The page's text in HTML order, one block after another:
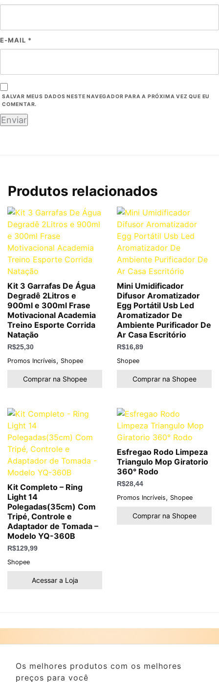
E-MAIL *
SALVAR MEUS DADOS NESTE NAVEGADOR PARA A PRÓXIMA VEZ QUE EU
COMENTAR.
Produtos relacionados
Kit 3 Garrafas De Água
Degradê 2Litros e
900ml e 300ml Frase
Motivacional Academia
Treino Esporte Corrida
Natação
R$25,30
Promos Incríveis, Shopee
Comprar na Shopee
Mini Umidificador
Difusor Aromatizador
Egg Portátil Usb Led
Aromatizador De
Ambiente Purificador De
Ar Casa Escritório
R$16,89
Shopee
Comprar na Shopee
Kit Completo – Ring
Light 14
Polegadas(35cm) Com
Tripé, Controle e
Adaptador de Tomada –
Modelo YQ-360B
R$129,99
Shopee
Acessar a Loja
Esfregao Rodo Limpeza
Triangulo Mop Giratorio
360° Rodo
R$28,44
Promos Incríveis, Shopee
Comprar na Shopee
Os melhores produtos com os melhores
preços para você